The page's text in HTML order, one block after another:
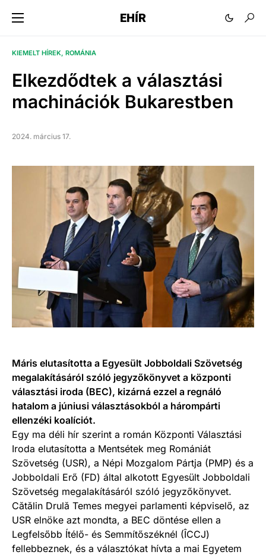
EHÍR
KIEMELT HÍREK ROMÁNIA
Elkezdődtek a választási
machinációk Bukarestben
2024. március 17.
Máris elutasította a Egyesült Jobboldali Szövetség
megalakításáról szóló jegyzőkönyvet a központi
választási iroda (BEC), kizárná ezzel a regnáló
hatalom a júniusi választásokból a hárompárti
ellenzéki koalíciót.
Egy ma déli hír szerint a román Központi Választási
Iroda elutasította a Mentsétek meg Romániát
Szövetség (USR), a Népi Mozgalom Pártja (PMP) és a
Jobboldali Erő (FD) által alkotott Egyesült Jobboldali
Szövetség megalakításáról szóló jegyzőkönyvet.
Cătălin Drulă Temes megyei parlamenti képviselő, az
USR elnöke azt mondta, a BEC döntése ellen a
Legfelsőbb Ítélő- és Semmítőszéknél (ÎCCJ)
fellebbeznek, és a választókat hívta a mai Egyetem